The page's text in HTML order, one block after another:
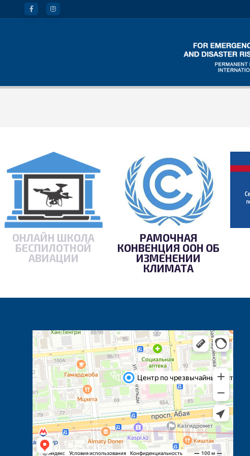
ОНЛАЙН ШКОЛА
БЕСПИЛОТНОЙ
АВИАЦИИ
РАМОЧНАЯ
КОНВЕНЦИЯ ООН ОБ
ИЗМЕНЕНИИ
КЛИМАТА